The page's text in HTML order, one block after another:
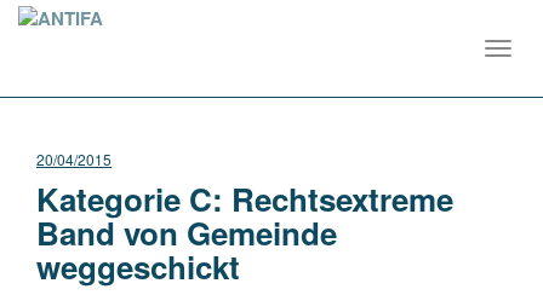
20/04/2015
Kategorie C: Rechtsextreme
Band von Gemeinde
weggeschickt